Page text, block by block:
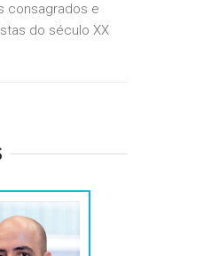
consagrados e
do século XX